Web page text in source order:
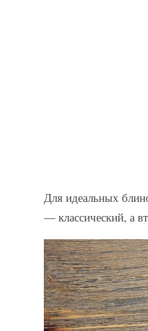
Для идеальных
— классический, а